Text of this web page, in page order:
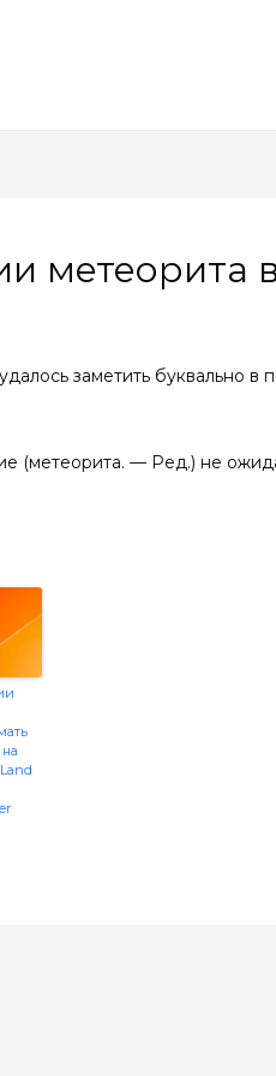
метеорита
заметить буквально
(метеорита. — Ред.) не